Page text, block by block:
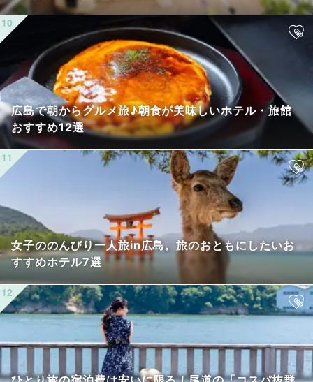
広島で朝からグルメ旅♪朝食が美味しいホテル・旅館
おすすめ12選
女子ののんびり一人旅in広島。旅のおともにしたいお
すすめホテル7選